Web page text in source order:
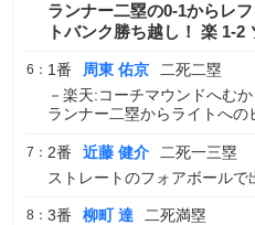
ランナー二塁の0-1からレ
トバンク勝ち越し！ 楽 1-2
6： 1番 周東 佑京
二死二塁
－楽天:コーチマウンドへむか
ランナー二塁からライトへの
7： 2番 近藤 健介
二死一三塁
ストレートのフォアボールで
8： 3番 柳町 達
二死満塁